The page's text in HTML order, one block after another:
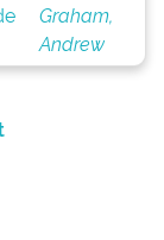
Graham,
Andrew